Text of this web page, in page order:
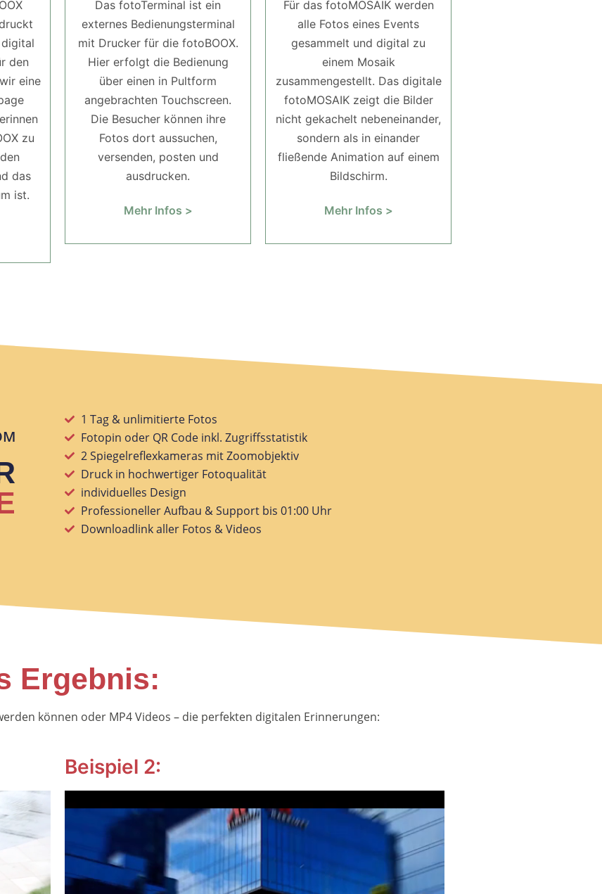
den
eine
zu
das
ist.
Das fotoTerminal ist ein
externes Bedienungsterminal
mit Drucker für die fotoBOOX.
Hier erfolgt die Bedienung
über einen in Pultform
angebrachten Touchscreen.
Die Besucher können ihre
Fotos dort aussuchen,
versenden, posten und
ausdrucken.
Mehr Infos >
Für das fotoMOSAIK werden
alle Fotos eines Events
gesammelt und digital zu
einem Mosaik
zusammengestellt. Das digitale
fotoMOSAIK zeigt die Bilder
nicht gekachelt nebeneinander,
sondern als in einander
fließende Animation auf einem
Bildschirm.
Mehr Infos >
1 Tag & unlimitierte Fotos
Fotopin oder QR Code inkl. Zugriffsstatistik
2 Spiegelreflexkameras mit Zoomobjektiv
Druck in hochwertiger Fotoqualität
individuelles Design
Professioneller Aufbau & Support bis 01:00 Uhr
Downloadlink aller Fotos & Videos
Ergebnis:
können oder MP4 Videos – die perfekten digitalen Erinnerungen:
Beispiel 2: